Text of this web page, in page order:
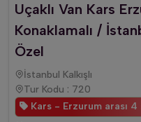
Uçaklı Van Kars
Konaklamalı /
Özel
İstanbul Kalkışlı
Tur Kodu : 720
Kars - Erzurum arası